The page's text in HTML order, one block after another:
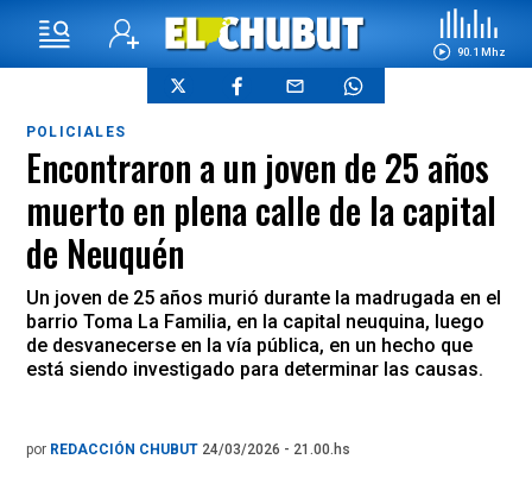
90.1 Mhz
POLICIALES
Encontraron a un joven de 25 años
muerto en plena calle de la capital
de Neuquén
Un joven de 25 años murió durante la madrugada en el
barrio Toma La Familia, en la capital neuquina, luego
de desvanecerse en la vía pública, en un hecho que
está siendo investigado para determinar las causas.
por REDACCIÓN CHUBUT 24/03/2026 - 21.00.hs